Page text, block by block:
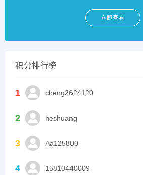
立即查看
积分排行榜
1 cheng2624120
2 heshuang
3 Aa125800
4 15810440009